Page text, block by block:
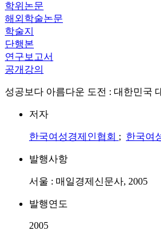
학위논문
해외학술논문
학술지
단행본
연구보고서
공개강의
성공보다 아름다운 도전 : 대한민국
저자
한국여성경제인협회 ; 한국여
발행사항
서울 : 매일경제신문사, 2005
발행연도
2005